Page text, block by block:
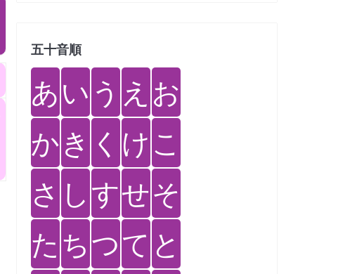
五十音順
あい う え お
かき く けこ
さ しすせそ
た ちつて と